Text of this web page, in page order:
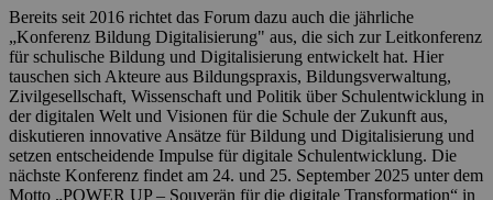
Bereits seit 2016 richtet das Forum dazu auch die jährliche
„Konferenz Bildung Digitalisierung" aus, die sich zur Leitkonferenz
für schulische Bildung und Digitalisierung entwickelt hat. Hier
tauschen sich Akteure aus Bildungspraxis, Bildungsverwaltung,
Zivilgesellschaft, Wissenschaft und Politik über Schulentwicklung in
der digitalen Welt und Visionen für die Schule der Zukunft aus,
diskutieren innovative Ansätze für Bildung und Digitalisierung und
setzen entscheidende Impulse für digitale Schulentwicklung. Die
nächste Konferenz findet am 24. und 25. September 2025 unter dem
Motto „POWER UP – Souverän für die digitale Transformation“ in